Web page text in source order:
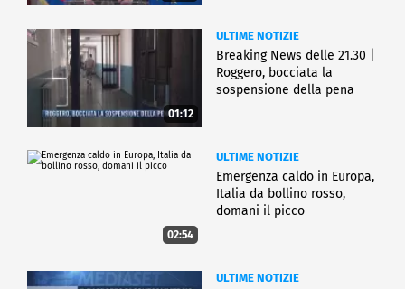
01:12
ULTIME NOTIZIE
Breaking News delle 21.30 |
Roggero, bocciata la
sospensione della pena
02:54
ULTIME NOTIZIE
Emergenza caldo in Europa,
Italia da bollino rosso,
domani il picco
ULTIME NOTIZIE